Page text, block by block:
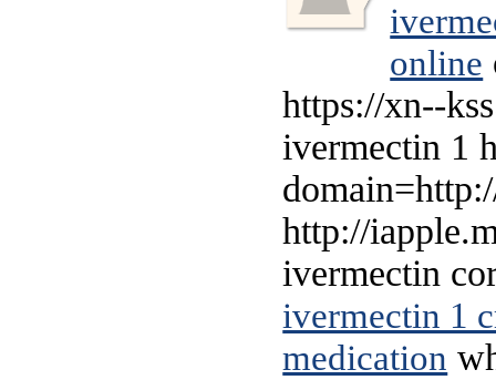
online
https://xn--
ivermectin 1
http://
ivermectin
ivermectin 1
medication